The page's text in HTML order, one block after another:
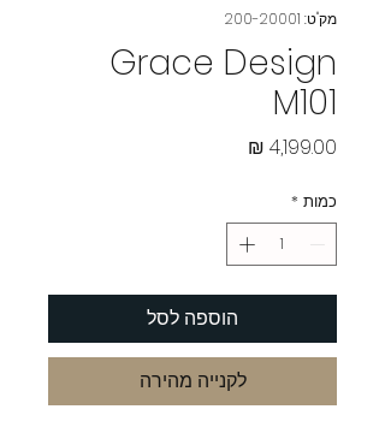
מק"ט: 200-20001
Grace Design
M101
כמות *
הוספה לסל
לקנייה מהירה